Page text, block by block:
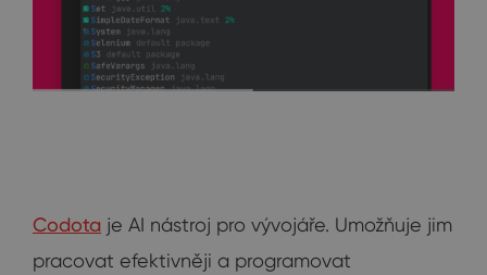
Codota je AI nástroj pro vývojáře. Umožňuje jim
pracovat efektivněji a programovat